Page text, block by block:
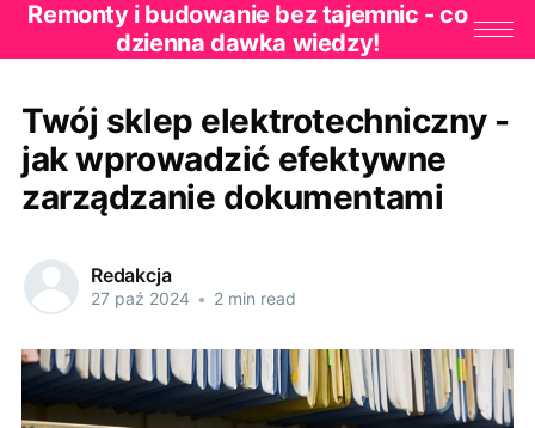
Remonty i budowanie bez tajemnic - co
dzienna dawka wiedzy!
Twój sklep elektrotechniczny -
jak wprowadzić efektywne
zarządzanie dokumentami
Redakcja
27 paź 2024 • 2 min read